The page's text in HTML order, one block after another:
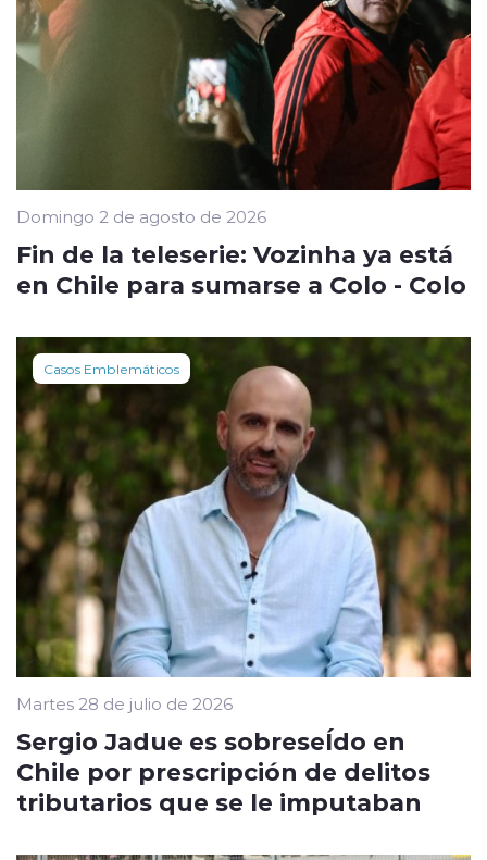
Domingo 2 de agosto de 2026
Fin de la teleserie: Vozinha ya está
en Chile para sumarse a Colo - Colo
Casos Emblemáticos
Martes 28 de julio de 2026
Sergio Jadue es sobreseÍdo en
Chile por prescripción de delitos
tributarios que se le imputaban